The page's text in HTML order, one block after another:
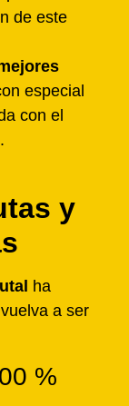
de este
especial
con el
y
ha
a ser
%